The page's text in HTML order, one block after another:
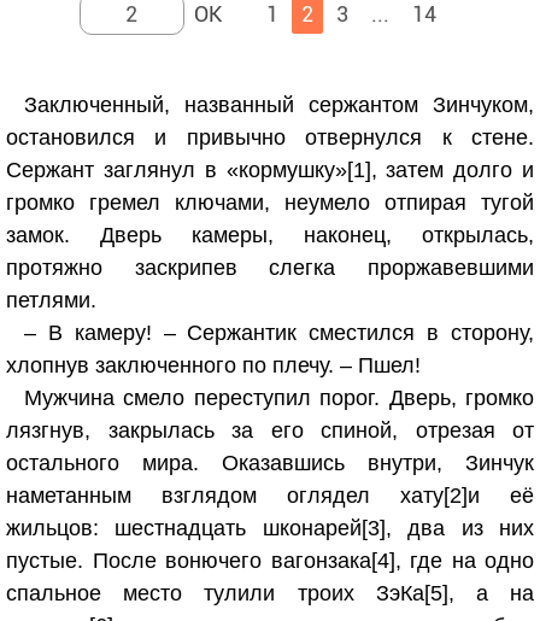
1 2 3 ... 14
Заключенный, названный сержантом Зинчуком,
остановился и привычно отвернулся к стене.
Сержант заглянул в «кормушку»[1], затем долго и
громко гремел ключами, неумело отпирая тугой
замок. Дверь камеры, наконец, открылась,
протяжно заскрипев слегка проржавевшими
петлями.
– В камеру! – Сержантик сместился в сторону,
хлопнув заключенного по плечу. – Пшел!
Мужчина смело переступил порог. Дверь, громко
лязгнув, закрылась за его спиной, отрезая от
остального мира. Оказавшись внутри, Зинчук
наметанным взглядом оглядел хату[2]и её
жильцов: шестнадцать шконарей[3], два из них
пустые. После вонючего вагонзака[4], где на одно
спальное место тулили троих ЗэКа[5], а на